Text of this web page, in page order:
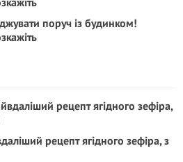
поруч із будинком!
рецепт ягідного зефіра, з